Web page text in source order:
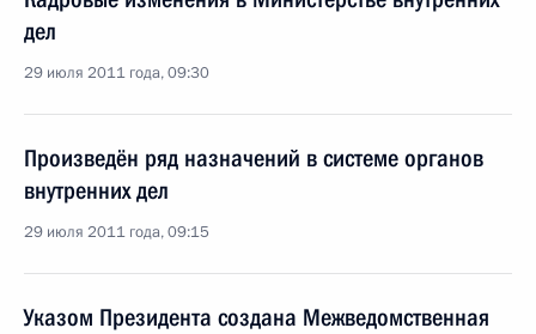
дел
29 июля 2011 года, 09:30
Произведён ряд назначений в системе органов
внутренних дел
29 июля 2011 года, 09:15
Указом Президента создана Межведомственная